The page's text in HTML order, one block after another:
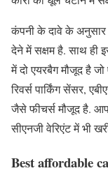
कंपनी के दावे के अनुसार
देने में सक्षम है. साथ ही
में दो एयरबैग मौजूद है
रिवर्स पार्किंग सेंसर,
जैसे फीचर्स मौजूद है.
सीएनजी वेरिएंट में भी
Best affordable